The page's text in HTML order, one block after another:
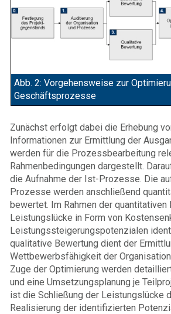
Abb. 2: Vorgehensweise zur
Geschäftsprozesse
Zunächst erfolgt dabei die Erhebung
Informationen zur Ermittlung der
werden für die Prozessbearbeitung
Rahmenbedingungen dargestellt.
die Aufnahme der Ist-Prozesse. Die
Prozesse werden anschließend
bewertet. Im Rahmen der
Leistungslücke in Form von
Leistungssteigerungspotenzialen
qualitative Bewertung dient der
Wettbewerbsfähigkeit der
Zuge der Optimierung werden
und eine Umsetzungsplanung je
ist die Schließung der Leistungslücke
Realisierung der identifizierten